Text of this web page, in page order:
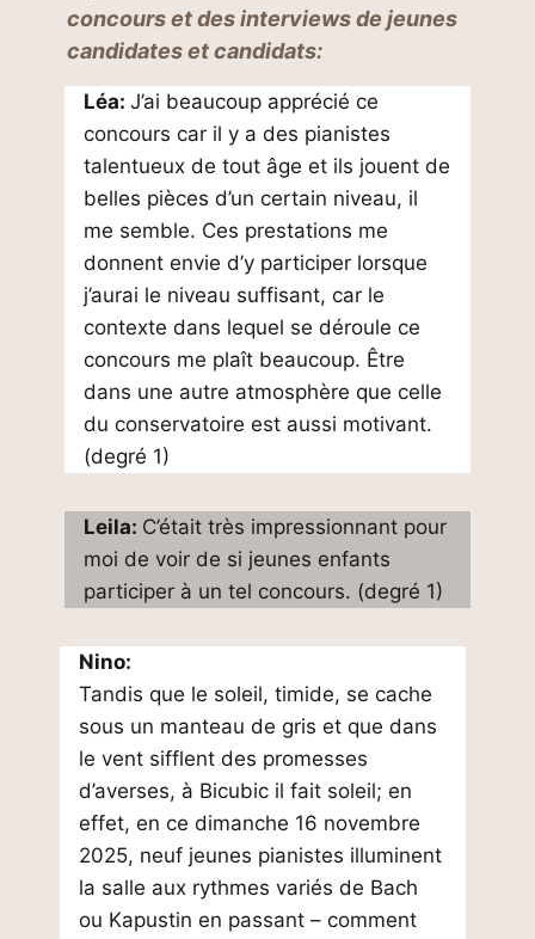
concours et des interviews de jeunes
candidates et candidats:
Léa: J’ai beaucoup apprécié ce
concours car il y a des pianistes
talentueux de tout âge et ils jouent de
belles pièces d’un certain niveau, il
me semble. Ces prestations me
donnent envie d’y participer lorsque
j’aurai le niveau suffisant, car le
contexte dans lequel se déroule ce
concours me plaît beaucoup. Être
dans une autre atmosphère que celle
du conservatoire est aussi motivant.
(degré 1)
Leila: C’était très impressionnant pour
moi de voir de si jeunes enfants
participer à un tel concours. (degré 1)
Nino:
Tandis que le soleil, timide, se cache
sous un manteau de gris et que dans
le vent sifflent des promesses
d’averses, à Bicubic il fait soleil; en
effet, en ce dimanche 16 novembre
2025, neuf jeunes pianistes illuminent
la salle aux rythmes variés de Bach
ou Kapustin en passant – comment